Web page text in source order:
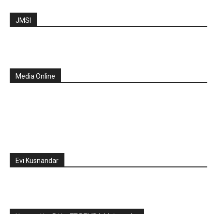
JMSI
Media Online
Evi Kusnandar